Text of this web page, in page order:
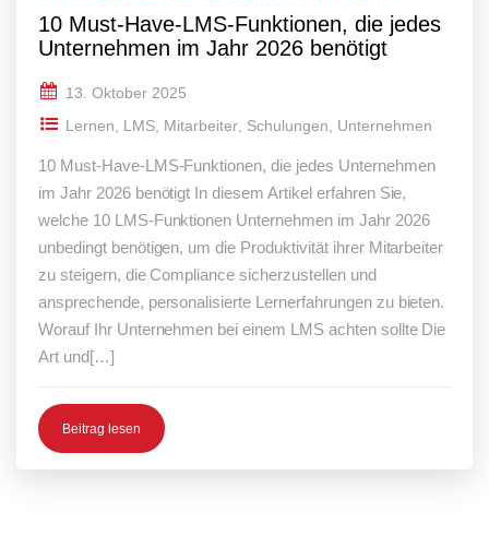
10 Must-Have-LMS-Funktionen, die jedes
Unternehmen im Jahr 2026 benötigt
13. Oktober 2025
Lernen, LMS, Mitarbeiter, Schulungen, Unternehmen
10 Must-Have-LMS-Funktionen, die jedes Unternehmen
im Jahr 2026 benötigt In diesem Artikel erfahren Sie,
welche 10 LMS-Funktionen Unternehmen im Jahr 2026
unbedingt benötigen, um die Produktivität ihrer Mitarbeiter
zu steigern, die Compliance sicherzustellen und
ansprechende, personalisierte Lernerfahrungen zu bieten.
Worauf Ihr Unternehmen bei einem LMS achten sollte Die
Art und[…]
Beitrag lesen